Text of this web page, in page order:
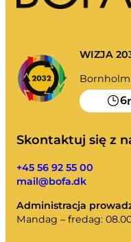
WIZJA
6
Skontaktuj się z
+45 56 92 55 00
mail@bofa.dk
Administracja
Mandag – fredag: